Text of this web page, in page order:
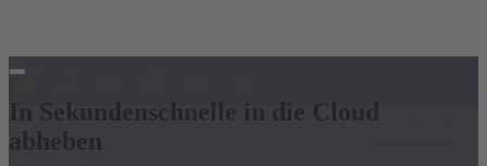
In Sekundenschnelle in die Cloud
abheben